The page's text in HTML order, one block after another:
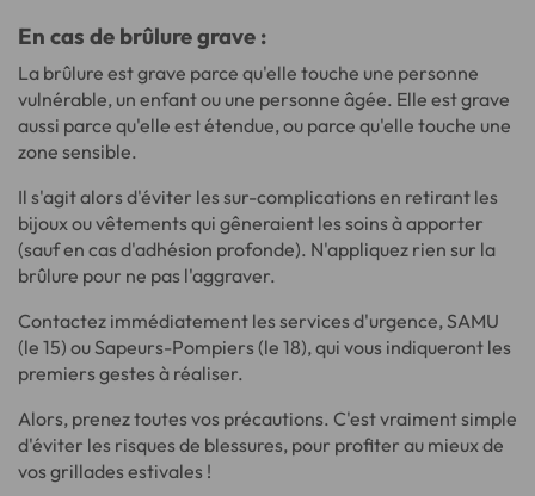
En cas de brûlure grave :
La brûlure est grave parce qu'elle touche une personne
vulnérable, un enfant ou une personne âgée. Elle est grave
aussi parce qu'elle est étendue, ou parce qu'elle touche une
zone sensible.
Il s'agit alors d'éviter les sur-complications en retirant les
bijoux ou vêtements qui gêneraient les soins à apporter
(sauf en cas d'adhésion profonde). N'appliquez rien sur la
brûlure pour ne pas l'aggraver.
Contactez immédiatement les services d'urgence, SAMU
(le 15) ou Sapeurs-Pompiers (le 18), qui vous indiqueront les
premiers gestes à réaliser.
Alors, prenez toutes vos précautions. C'est vraiment simple
d'éviter les risques de blessures, pour profiter au mieux de
vos grillades estivales !